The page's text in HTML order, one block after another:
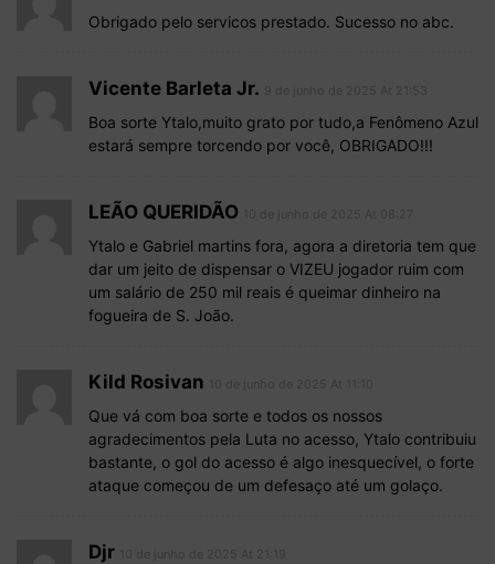
Obrigado pelo servicos prestado. Sucesso no abc.
Vicente Barleta Jr.
Boa sorte Ytalo,muito grato por tudo,a Fenômeno Azul
estará sempre torcendo por você, OBRIGADO!!!
LEÃO QUERIDÃO
Ytalo e Gabriel martins fora, agora a diretoria tem que
dar um jeito de dispensar o VIZEU jogador ruim com
um salário de 250 mil reais é queimar dinheiro na
fogueira de S. João.
Kild Rosivan
Que vá com boa sorte e todos os nossos
agradecimentos pela Luta no acesso, Ytalo contribuiu
bastante, o gol do acesso é algo inesquecível, o forte
ataque começou de um defesaço até um golaço.
Djr